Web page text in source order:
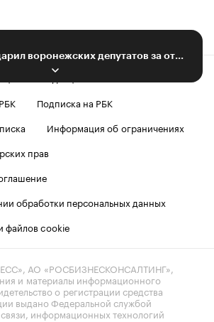
Редакция
Подписка на РБК
Информация об ограничениях
прав
обработки персональных данных
файлов cookie
АО «РОСБИЗНЕСКОНСАЛТИНГ»,
и материалы информационного
о регистрации средства
выдано Федеральной службой
информационных технологий